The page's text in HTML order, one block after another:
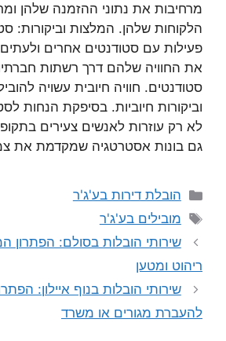
מרחיבות את נתוני ההזמנה שלהן
הלקוחות שלהן. המלצות וביקורות:
פעילות עם סטודנטים אחרים
את החוויה שלהם דרך רשתות
סטודנטים. חוויה חיובית עשויה
וביקורות חיוביות. בסיפקת הנחות
לא רק עוזרות לאנשים צעירים
גם בונות אסטרטגיה שמקדמת את
קטגוריות
הובלת דירות בע'ג'ר
תגיות
מובילים בע'ג'ר
שירותי הובלות בסולם: הפתרון
ריהוט ומטען
שירותי הובלות בנוף איילון:
להעברת מגורים או משרד